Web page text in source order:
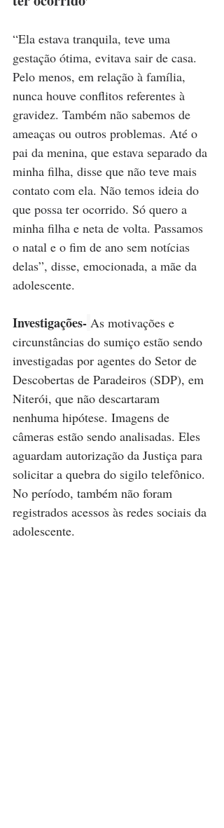
“Ela estava tranquila, teve uma
gestação ótima, evitava sair de casa.
Pelo menos, em relação à família,
nunca houve conflitos referentes à
gravidez. Também não sabemos de
ameaças ou outros problemas. Até o
pai da menina, que estava separado da
minha filha, disse que não teve mais
contato com ela. Não temos ideia do
que possa ter ocorrido. Só quero a
minha filha e neta de volta. Passamos
o natal e o fim de ano sem notícias
delas”, disse, emocionada, a mãe da
adolescente.
Investigações- As motivações e
circunstâncias do sumiço estão sendo
investigadas por agentes do Setor de
Descobertas de Paradeiros (SDP), em
Niterói, que não descartaram
nenhuma hipótese. Imagens de
câmeras estão sendo analisadas. Eles
aguardam autorização da Justiça para
solicitar a quebra do sigilo telefônico.
No período, também não foram
registrados acessos às redes sociais da
adolescente.